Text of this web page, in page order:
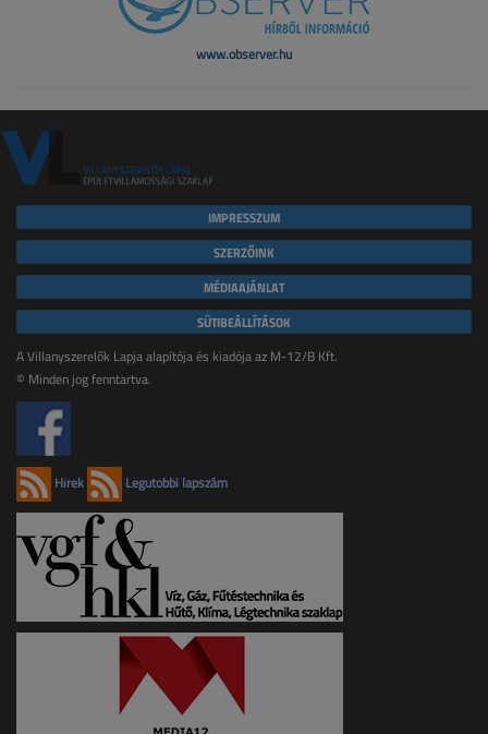
www.observer.hu
IMPRESSZUM
SZERZŐINK
MÉDIAAJÁNLAT
SÜTIBEÁLLÍTÁSOK
A Villanyszerelők Lapja alapítója és kiadója az M-12/B Kft.
© Minden jog fenntartva.
Hírek Legutóbbi lapszám